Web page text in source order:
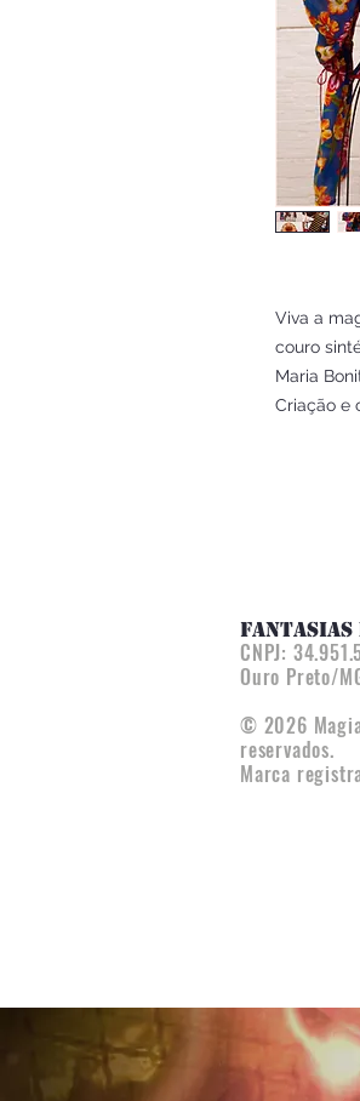
Viva a
couro
Maria
Criação e
CNPJ:
Ouro Preto/
© 2026
reservados.
Marca